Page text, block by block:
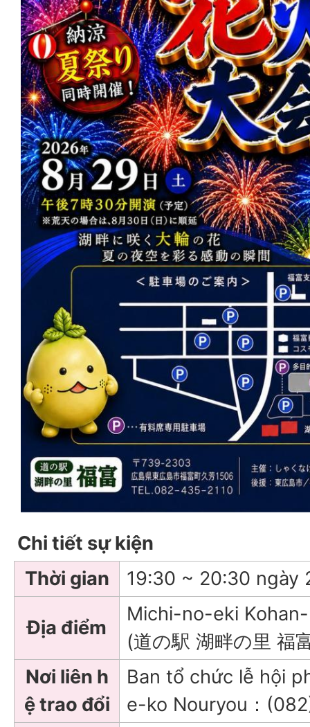
Chi tiết sự kiện
Thời gian
19:30 ~ 20:30 ngày
Địa điểm
Michi-no-eki
(道の駅 湖畔の里 福
Nơi liên h
ệ trao đổi
Ban tổ chức lễ hội
e-ko Nouryou：